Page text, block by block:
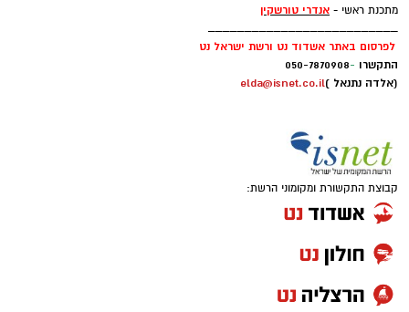
מתכנת ראשי - אנדרי טורשקין
__________________________
לפרסום באתר אשדוד נט ורשת ישראל נט
התקשרו -
050-7870908
(אלדה נתנאל )elda@isnet.co.il
קבוצת התקשורת ומקומוני הרשת: